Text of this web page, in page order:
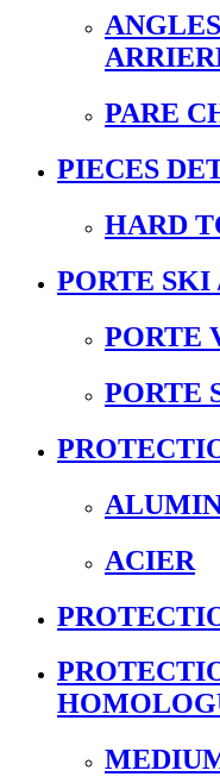
PARE
PIECES
HARD
PORTE SKI
PORTE
PORTE
ACIER